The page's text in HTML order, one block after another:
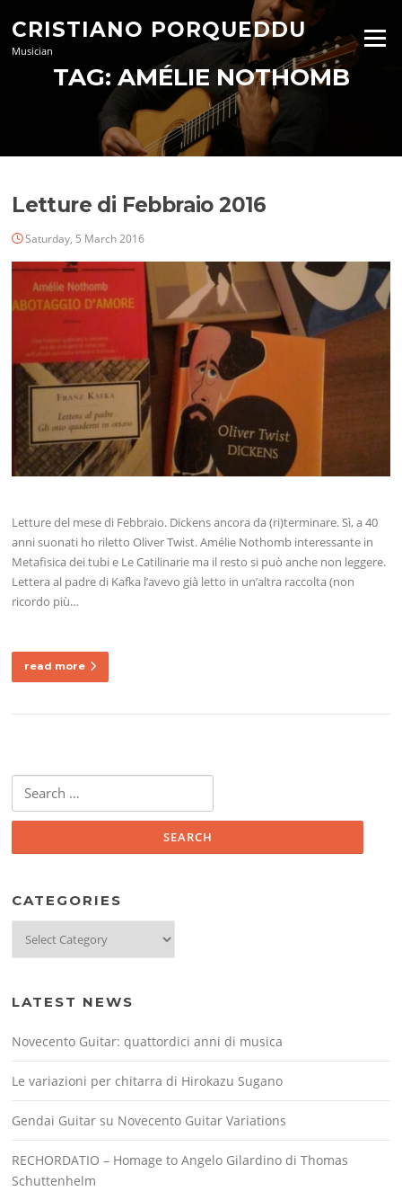
content
CRISTIANO PORQUEDDU
Musician
Menu
TAG: AMÉLIE NOTHOMB
Letture di Febbraio 2016
Saturday, 5 March 2016
Letture del mese di Febbraio. Dickens ancora da (ri)terminare. Sì, a 40
anni suonati ho riletto Oliver Twist. Amélie Nothomb interessante in
Metafisica dei tubi e Le Catilinarie ma il resto si può anche non leggere.
Lettera al padre di Kafka l’avevo già letto in un’altra raccolta (non
ricordo più…
read more
for:
CATEGORIES
LATEST NEWS
Novecento Guitar: quattordici anni di musica
Le variazioni per chitarra di Hirokazu Sugano
Gendai Guitar su Novecento Guitar Variations
RECHORDATIO – Homage to Angelo Gilardino di Thomas
Schuttenhelm